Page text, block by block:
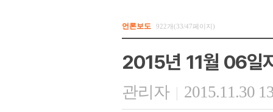
언론보도 922개(33/47페이지)
2015년 11월 06일
관리자 | 2015.11.30